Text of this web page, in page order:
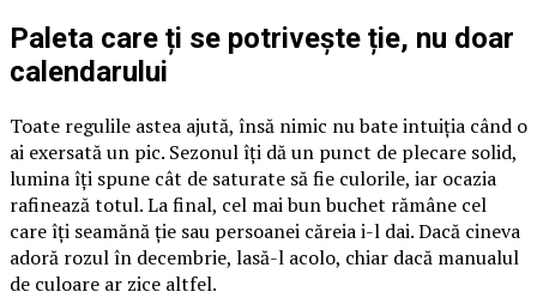
Paleta care ți se potrivește ție, nu doar
calendarului
Toate regulile astea ajută, însă nimic nu bate intuiția când o
ai exersată un pic. Sezonul îți dă un punct de plecare solid,
lumina îți spune cât de saturate să fie culorile, iar ocazia
rafinează totul. La final, cel mai bun buchet rămâne cel
care îți seamănă ție sau persoanei căreia i-l dai. Dacă cineva
adoră rozul în decembrie, lasă-l acolo, chiar dacă manualul
de culoare ar zice altfel.